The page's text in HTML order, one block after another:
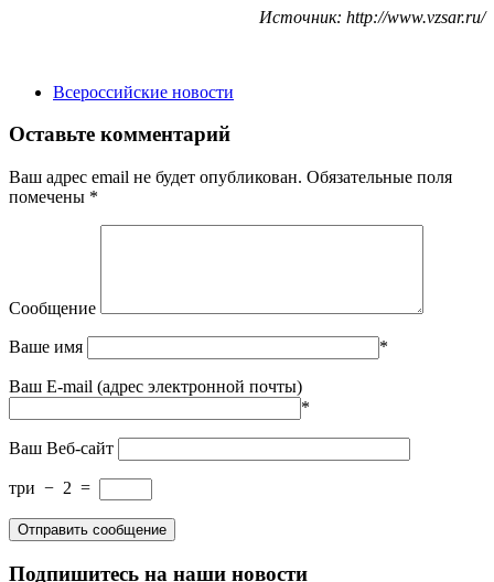
Источник: http://www.vzsar.ru/
Всероссийские новости
Оставьте комментарий
Ваш адрес email не будет опубликован. Обязательные поля
помечены *
Сообщение
Ваше имя *
Ваш E-mail (адрес электронной почты)
*
Ваш Веб-сайт
три − 2 =
Подпишитесь на наши новости